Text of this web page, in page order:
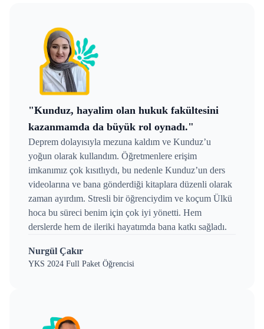
"Kunduz, hayalim olan hukuk fakültesini
kazanmamda da büyük rol oynadı."
Deprem dolayısıyla mezuna kaldım ve Kunduz’u
yoğun olarak kullandım. Öğretmenlere erişim
imkanımız çok kısıtlıydı, bu nedenle Kunduz’un ders
videolarına ve bana gönderdiği kitaplara düzenli olarak
zaman ayırdım. Stresli bir öğrenciydim ve koçum Ülkü
hoca bu süreci benim için çok iyi yönetti. Hem
derslerde hem de ileriki hayatımda bana katkı sağladı.
Nurgül Çakır
YKS 2024 Full Paket Öğrencisi